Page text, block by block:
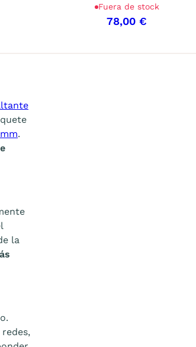
Fuera de stock
78,00 €
.
la